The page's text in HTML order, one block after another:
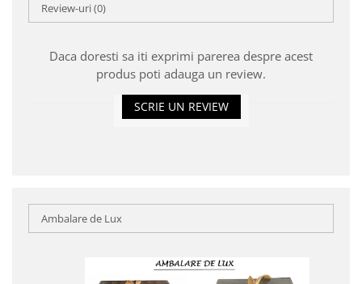
Review-uri(0)
Daca doresti sa iti exprimi parerea despre acest
produs poti adauga un review.
SCRIE UN REVIEW
Ambalare de Lux